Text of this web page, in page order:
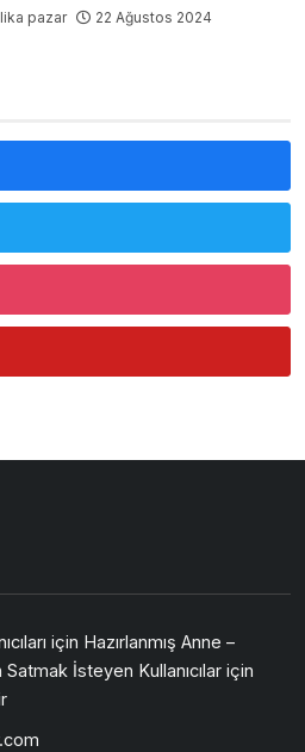
pazar 22 Ağustos 2024
için Hazırlanmış Anne –
İsteyen Kullanıcılar için